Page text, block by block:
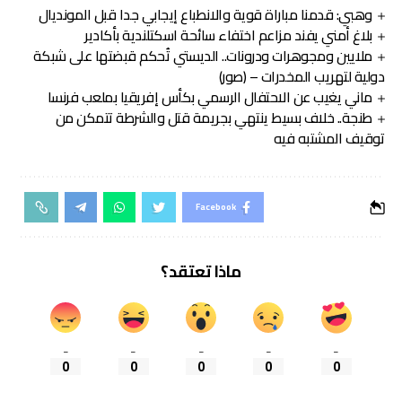
وهبي: قدمنا مباراة قوية والانطباع إيجابي جدا قبل المونديال
بلاغ أمني يفند مزاعم اختفاء سائحة اسكتلندية بأكادير
ملايين ومجوهرات ودرونات.. الديستي تُحكم قبضتها على شبكة
دولية لتهريب المخدرات – (صور)
ماني يغيب عن الاحتفال الرسمي بكأس إفريقيا بملعب فرنسا
طنجة.. خلاف بسيط ينتهي بجريمة قتل والشرطة تتمكن من
توقيف المشتبه فيه
Facebook
ماذا تعتقد؟
_
0
_
0
_
0
_
0
_
0